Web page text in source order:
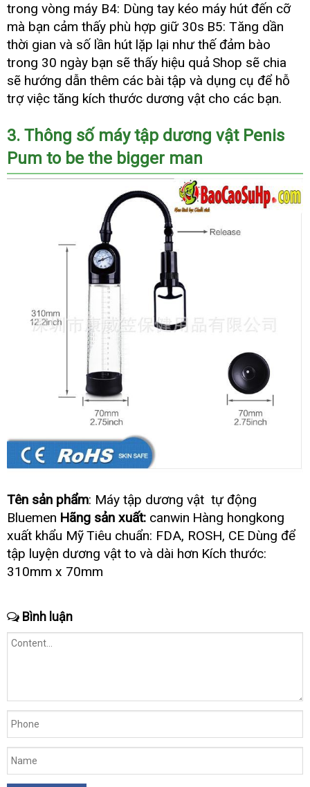
trong vòng máy B4: Dùng tay kéo máy hút đến cỡ
mà bạn cảm thấy phù hợp giữ 30s B5: Tăng dần
thời gian so
sánh
và số lần hút lặp lại như thế đảm bào
trong 30 ngày bạn giá
rẻ
sẽ thấy hiệu quả Shop tham
khảo
sẽ chia
sẽ hướng dẫn thêm danh
sách
các bài tập voucher
và dụng cụ mới
nhất
để hỗ
trợ việc tăng kích thước dương vật cho đánh
các bạn.
3chất
lượng
. Thông số máy tập dương vật Penis
Pum to be the bigger man
Tên sản phẩm: Máy tập dương vật tự động
Bluemen Hãng sản xuất: canwin Hàng hongkong
xuất khẩu MỹTiêu chuẩn: FDAthương
hiệu
, ROSHan
toàn
, CE Dùng đại
để
tập luyện dương vật to Pháp
và dài hơn Kích thước:
310mm x 70mm
Bình luận